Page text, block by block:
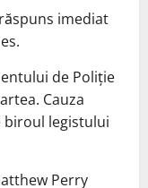
imediat
de Poliție
Cauza
biroul legistului
Perry